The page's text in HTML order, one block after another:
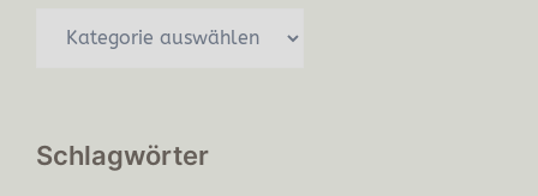
Schlagwörter